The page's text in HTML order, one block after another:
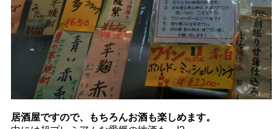
居酒屋ですので、もちろんお酒も楽しめます。